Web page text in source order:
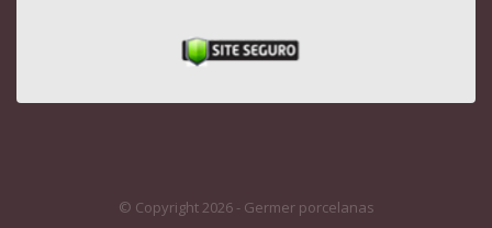
© Copyright 2026 - Germer porcelanas